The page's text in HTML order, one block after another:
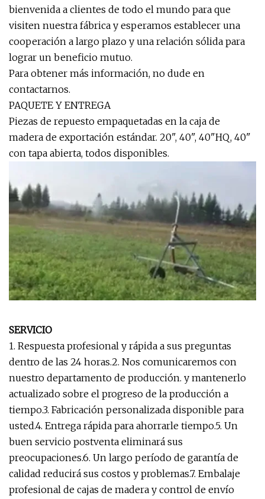
bienvenida a clientes de todo el mundo para que
visiten nuestra fábrica y esperamos establecer una
cooperación a largo plazo y una relación sólida para
lograr un beneficio mutuo.
Para obtener más información, no dude en
contactarnos.
PAQUETE Y ENTREGA
Piezas de repuesto empaquetadas en la caja de
madera de exportación estándar. 20", 40", 40"HQ, 40"
con tapa abierta, todos disponibles.
SERVICIO
1. Respuesta profesional y rápida a sus preguntas
dentro de las 24 horas.2. Nos comunicaremos con
nuestro departamento de producción. y mantenerlo
actualizado sobre el progreso de la producción a
tiempo.3. Fabricación personalizada disponible para
usted.4. Entrega rápida para ahorrarle tiempo.5. Un
buen servicio postventa eliminará sus
preocupaciones.6. Un largo período de garantía de
calidad reducirá sus costos y problemas.7. Embalaje
profesional de cajas de madera y control de envío